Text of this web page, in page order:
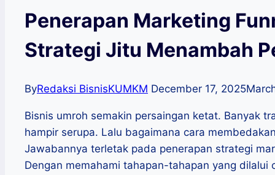
Penerapan Marketing
Strategi Jitu Menambah
ByRedaksi BisnisKUMKM December 17, 2025
Bisnis umroh semakin persaingan ketat. Banyak
hampir serupa. Lalu bagaimana cara
Jawabannya terletak pada penerapan strategi
Dengan memahami tahapan-tahapan yang dilalui